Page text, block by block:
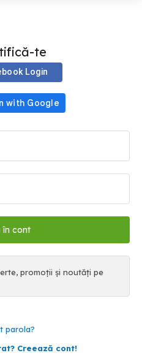
te
Login
promoții și noutăți pe
parola?
Creează cont!